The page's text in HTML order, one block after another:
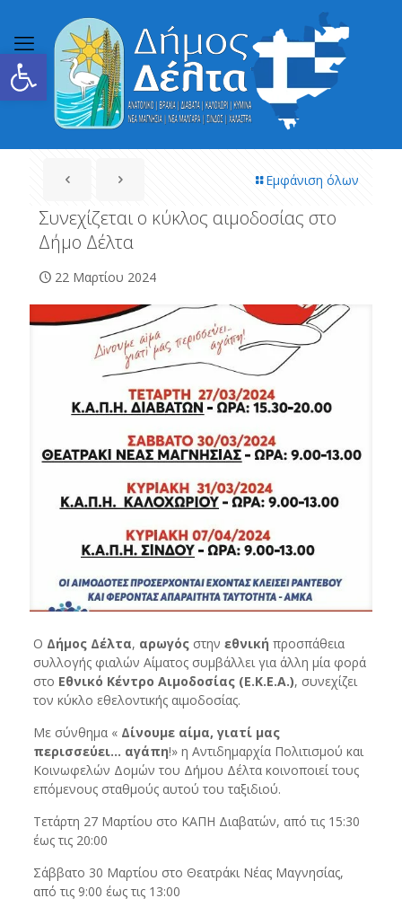
Ανοίξτε τη γραμμή εργαλείων
Εμφάνιση όλων
Συνεχίζεται ο κύκλος αιμοδοσίας στο
Δήμο Δέλτα
22 Μαρτίου 2024
Ο Δήμος Δέλτα, αρωγόςστην εθνική προσπάθεια
συλλογής φιαλών Αίματος συμβάλλει για άλλη μία φορά
στο Εθνικό Κέντρο Αιμοδοσίας (Ε.Κ.Ε.Α.), συνεχίζει
τον κύκλο εθελοντικής αιμοδοσίας.
Με σύνθημα « Δίνουμε αίμα, γιατί μας
περισσεύει… αγάπη!» η Αντιδημαρχία Πολιτισμού και
Κοινωφελών Δομών του Δήμου Δέλτα κοινοποιεί τους
επόμενους σταθμούς αυτού του ταξιδιού.
Τετάρτη 27 Μαρτίου στο ΚΑΠΗ Διαβατών, από τις 15:30
έως τις 20:00
Σάββατο 30 Μαρτίου στο Θεατράκι Νέας Μαγνησίας,
από τις 9:00 έως τις 13:00